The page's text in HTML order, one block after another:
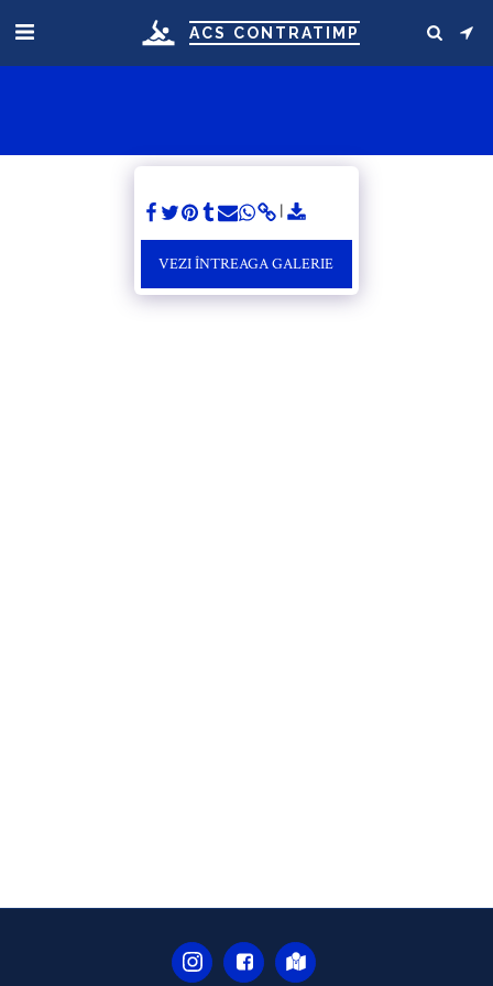
ACS CONTRATIMP
VEZI ÎNTREAGA GALERIE